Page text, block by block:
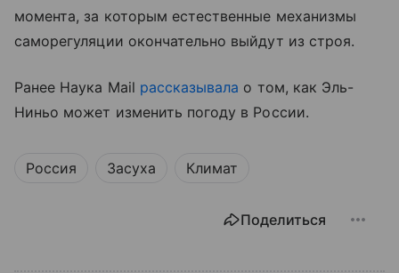
момента, за которым естественные механизмы
саморегуляции окончательно выйдут из строя.
Ранее Наука Mail рассказывала о том, как Эль-
Ниньо может изменить погоду в России.
Россия Засуха Климат
Поделиться